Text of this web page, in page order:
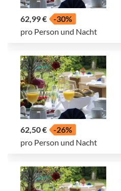
62,99 €
-30%
pro Person und Nacht
62,50 €
-26%
pro Person und Nacht